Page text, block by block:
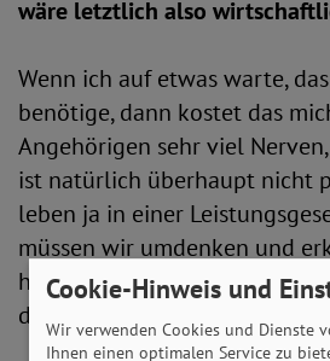
wäre letztlich also
Wenn ich auf etwas warte,
benötige, dann kostet das
Angehörigen sehr viel
ist natürlich überhaupt nicht
leben ja in einer
müssen wir umdenken und
hochwertige und schnelle
der bessere Weg ist.
Cookie-Hinweis und
Wir verwenden Cookies und Dienste
Ihnen einen optimalen Service zu